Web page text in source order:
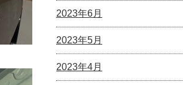
2023年6月
2023年5月
2023年4月